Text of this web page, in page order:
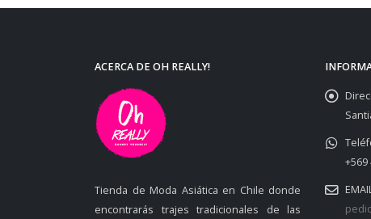
ACERCA DE OH REALLY!
Tienda de Moda Asiática en Chile donde
encontrarás trajes tradicionales de las
+569